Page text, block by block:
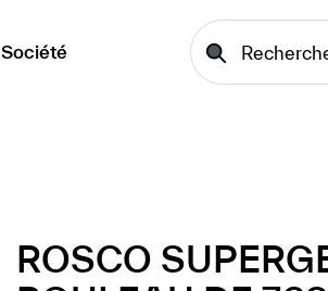
Société
ROSCO